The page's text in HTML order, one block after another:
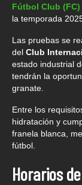
Fútbol Club (FC)
la temporada
Las pruebas se
del Club
estado industrial
tendrán la
granate.
Entre los
hidratación y
franela blanca,
fútbol.
Horarios